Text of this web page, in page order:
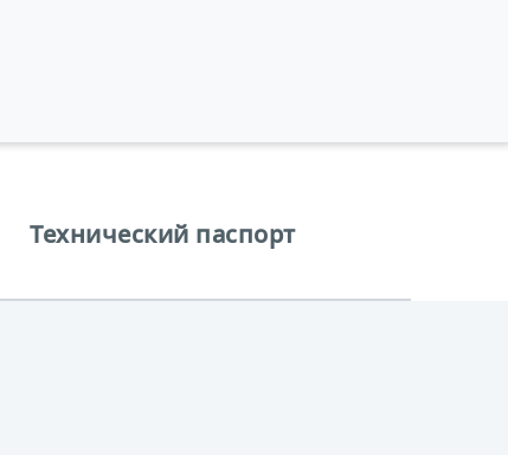
Технический паспорт